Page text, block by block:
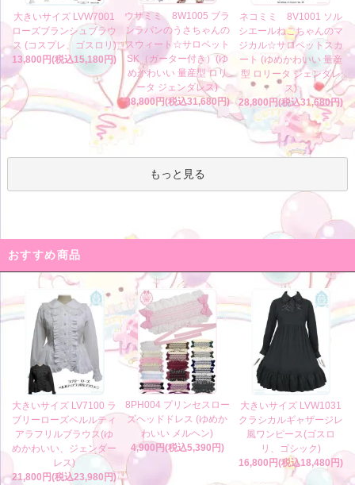
大きいサイズ LVW7001
ローズブランシュブラウ
ス (コスプレ、ゴスロリ)
13,800円(税込15,180円)
ウサミミ 8W1005 ブラ
ンラパンのうさちゃんの
スウィート☆サロペット
SK（ガーター付き）(ゆ
めかわいい 量産型 ロリ
ータ ジェンダレス)
28,800円(税込31,680円)
ネコミミ 8V1001 ソル
シエールねこちゃんのマ
ジカル☆サロペットスカ
ート (ゆめかわいい 量産
型 ロリータ ジェンダレ
ス)
28,800円(税込31,680円)
もっと見る
おすすめ商品
大きいサイズ LV7100 ラ
ブリーローズペルルティ
アラフリルブラウス(ゆ
めかわいい、ジェンダー
レス)
21,800円(税込23,980円)
8PH004 プリンセスロー
ズヘッドドレス (ゆめか
わいい メルヘン)
4,900円(税込5,390円)
大きいサイズ LVW1031
クラシカルギャザージレ
風ワンピース(ゴスロ
リ、ゴシック)
16,800円(税込18,480円)